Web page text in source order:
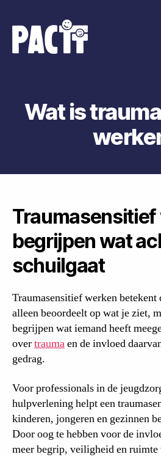
advies
Wat is
Traumasensitief
begrijpen wat
schuilgaat
Traumasensitief werken betekent
alleen beoordeelt op wat je ziet,
begrijpen wat iemand heeft
overtraumaen de invloed
gedrag.
Voor professionals in de
hulpverlening helpt een
kinderen, jongeren en gezinnen
Door oog te hebben voor de
meer begrip, veiligheid en